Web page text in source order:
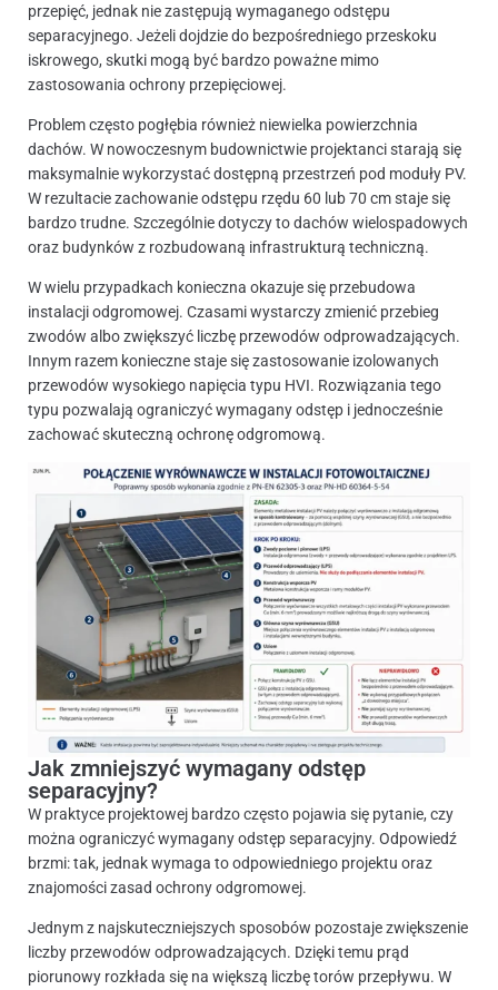
przepięć, jednak nie zastępują wymaganego odstępu
separacyjnego. Jeżeli dojdzie do bezpośredniego przeskoku
iskrowego, skutki mogą być bardzo poważne mimo
zastosowania ochrony przepięciowej.
Problem często pogłębia również niewielka powierzchnia
dachów. W nowoczesnym budownictwie projektanci starają się
maksymalnie wykorzystać dostępną przestrzeń pod moduły PV.
W rezultacie zachowanie odstępu rzędu 60 lub 70 cm staje się
bardzo trudne. Szczególnie dotyczy to dachów wielospadowych
oraz budynków z rozbudowaną infrastrukturą techniczną.
W wielu przypadkach konieczna okazuje się przebudowa
instalacji odgromowej. Czasami wystarczy zmienić przebieg
zwodów albo zwiększyć liczbę przewodów odprowadzających.
Innym razem konieczne staje się zastosowanie izolowanych
przewodów wysokiego napięcia typu HVI. Rozwiązania tego
typu pozwalają ograniczyć wymagany odstęp i jednocześnie
zachować skuteczną ochronę odgromową.
Jak zmniejszyć wymagany odstęp
separacyjny?
W praktyce projektowej bardzo często pojawia się pytanie, czy
można ograniczyć wymagany odstęp separacyjny. Odpowiedź
brzmi: tak, jednak wymaga to odpowiedniego projektu oraz
znajomości zasad ochrony odgromowej.
Jednym z najskuteczniejszych sposobów pozostaje zwiększenie
liczby przewodów odprowadzających. Dzięki temu prąd
piorunowy rozkłada się na większą liczbę torów przepływu. W